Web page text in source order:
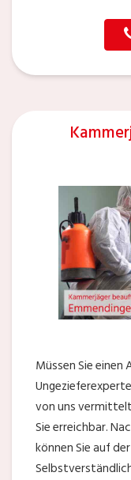
Müssen Sie
von uns
Sie erreichbar.
können Sie auf